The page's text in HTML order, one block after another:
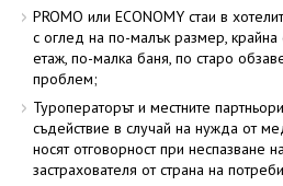
PROMO или ECONOMY стаи в
с оглед на по-малък размер, крайна
етаж, по-малка баня, по старо
проблем;
Туроператорът и местните
съдействие в случай на нужда от
носят отговорност при неспазване
застрахователя от страна на